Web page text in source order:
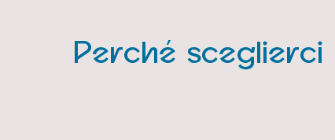
Perché sceglierci